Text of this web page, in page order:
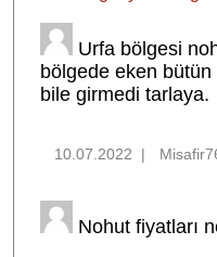
Urfa bölgesi
bölgede eken
bile girmedi tarlaya.
10.07.2022 |
Nohut fiyatları